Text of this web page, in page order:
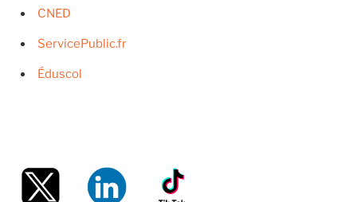
CNED
ServicePublic.fr
Éduscol